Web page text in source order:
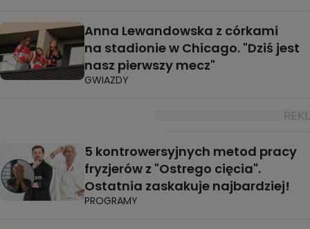
Anna Lewandowska z córkami
na stadionie w Chicago. "Dziś jest
nasz pierwszy mecz"
GWIAZDY
5 kontrowersyjnych metod pracy
fryzjerów z "Ostrego cięcia".
Ostatnia zaskakuje najbardziej!
PROGRAMY